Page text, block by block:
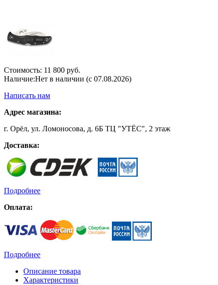
Стоимость: 11 800 руб.
Наличие:Нет в наличии (с 07.08.2026)
Написать нам
Адрес магазина:
г. Орёл, ул. Ломоносова, д. 6Б ТЦ "УТЁС", 2 этаж
Доставка:
Подробнее
Оплата:
Подробнее
Описание товара
Характеристики